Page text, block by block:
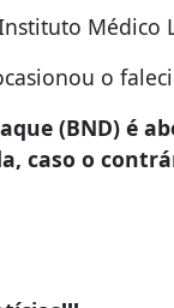
Médico
o
(BND) é
caso o